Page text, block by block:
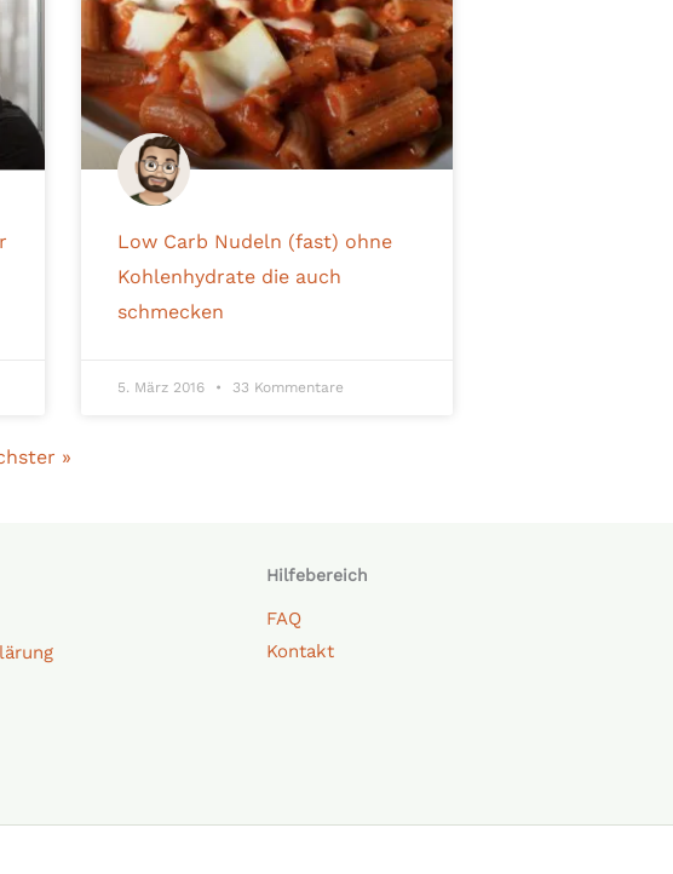
Low Carb Nudeln (fast) ohne
Kohlenhydrate die auch
schmecken
5. März 2016 33 Kommentare
»
Hilfebereich
FAQ
Kontakt